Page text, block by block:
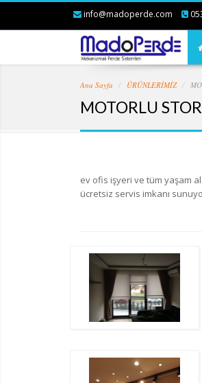
info@madoperde.com
Ana Sayfa ÜRÜNLERİMİZ
MOTORLU
ev ofis işyeri ve tüm yaşam
ücretsiz servis imkanı